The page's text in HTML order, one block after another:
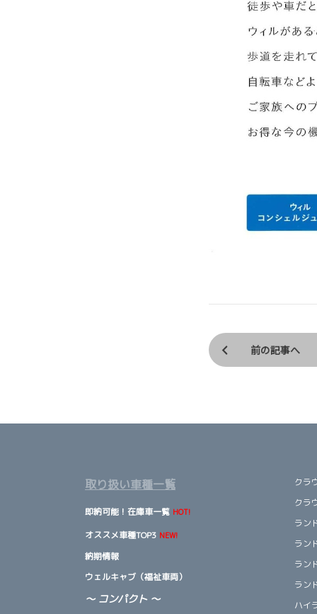
前の記事へ
取り扱い車種一覧
即納可能！在庫車一覧 HOT!
オススメ車種TOP3 NEW!
納期情報
ウェルキャブ（福祉車両）
～ コンパクト ～
クラ
クラ
ラン
ラン
ラン
ラン
ハイ